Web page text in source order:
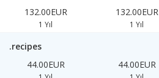
132.00EUR
1 Yıl
132.00EUR
1 Yıl
.recipes
44.00EUR
44.00EUR